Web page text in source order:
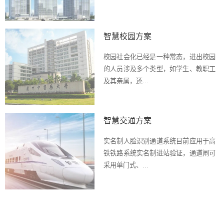
智慧校园方案
校园社会化已经是一种常态，进出校园
的人员涉及多个类型，如学生、教职工
及其亲属，还...
智慧交通方案
实名制人脸识别通道系统目前应用于高
铁铁路系统实名制进站验证，通道闸可
采用单门式、...